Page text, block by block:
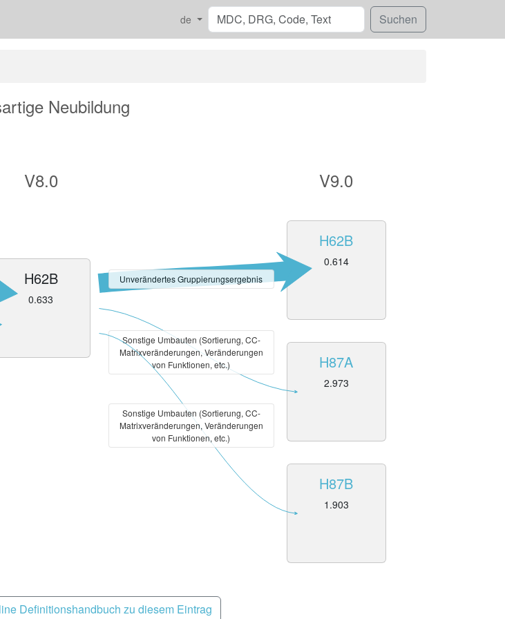
de
Neubildung
V8.0
H62B
0.633
V9.0
H62B
0.614
H87A
2.973
H87B
1.903
Unverändertes Gruppierungsergebnis
Sonstige Umbauten (Sortierung, CC-
Matrixveränderungen, Veränderungen
von Funktionen, etc.)
Sonstige Umbauten (Sortierung, CC-
Matrixveränderungen, Veränderungen
von Funktionen, etc.)
Definitionshandbuch zu diesem Eintrag